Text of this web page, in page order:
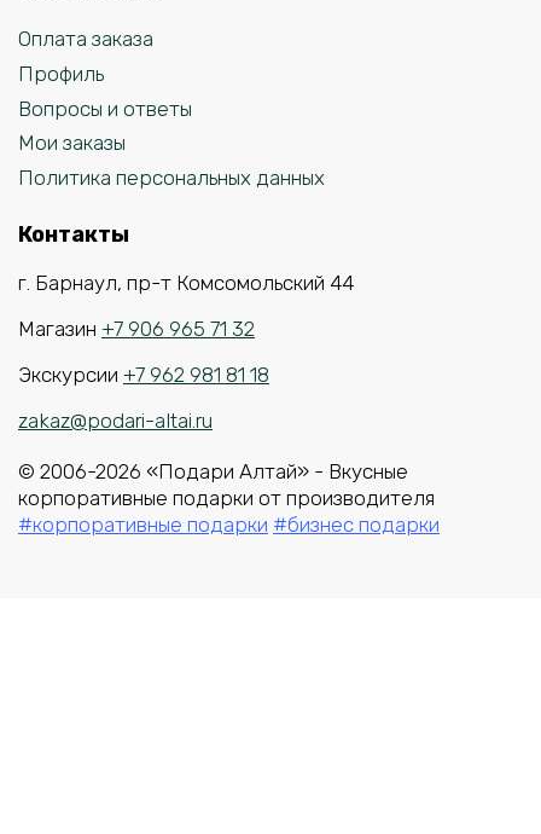
Оплата заказа
Профиль
Вопросы и ответы
Мои заказы
Политика персональных данных
Контакты
г. Барнаул, пр-т Комсомольский 44
Магазин +7 906 965 71 32
Экскурсии +7 962 981 81 18
zakaz@podari-altai.ru
© 2006-2026 «Подари Алтай» - Вкусные
корпоративные подарки от производителя
#корпоративные подарки #бизнес подарки